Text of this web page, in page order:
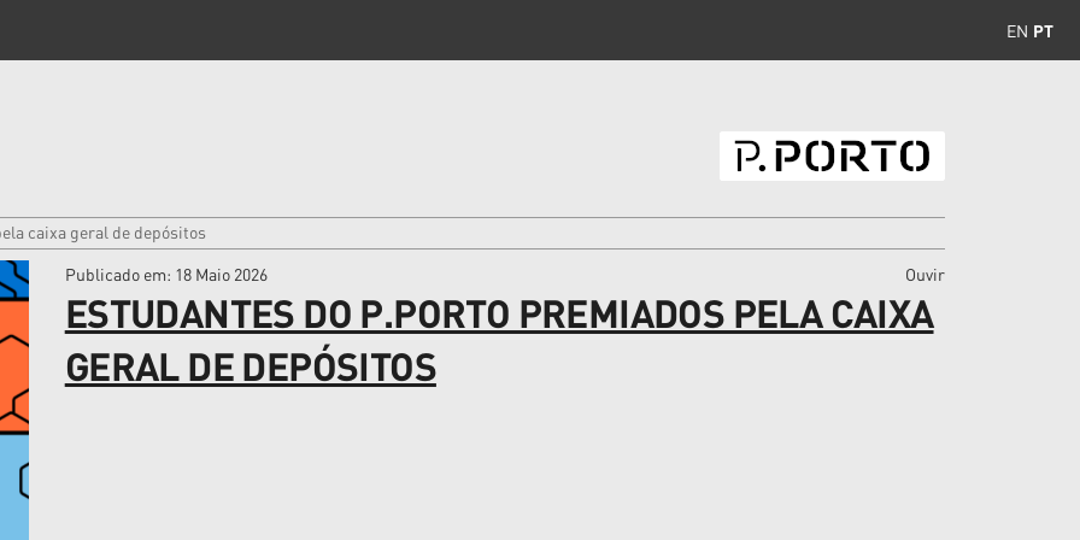
EN PT
caixa geral de depósitos
Publicado em: 18 Maio 2026 Ouvir
ESTUDANTES DO P.PORTO PREMIADOS PELA CAIXA
GERAL DE DEPÓSITOS